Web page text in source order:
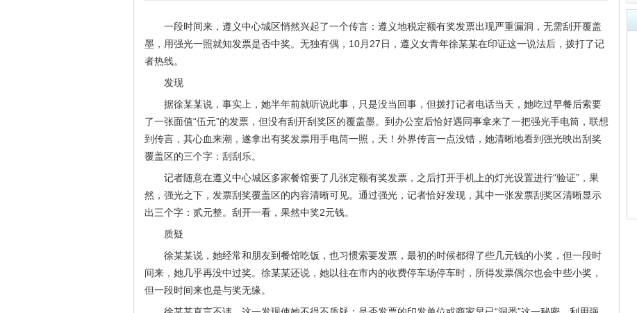
一段时间来，遵义中心城区悄然兴起了一个传言：遵义地税定额有奖发票出现严重漏洞，无需刮开覆盖
墨，用强光一照就知发票是否中奖。无独有偶，10月27日，遵义女青年徐某某在印证这一说法后，拨打了记
者热线。
发现
据徐某某说，事实上，她半年前就听说此事，只是没当回事，但拨打记者电话当天，她吃过早餐后索要
了一张面值“伍元”的发票，但没有刮开刮奖区的覆盖墨。到办公室后恰好遇同事拿来了一把强光手电筒，联想
到传言，其心血来潮，遂拿出有奖发票用手电筒一照，天！外界传言一点没错，她清晰地看到强光映出刮奖
覆盖区的三个字：刮刮乐。
记者随意在遵义中心城区多家餐馆要了几张定额有奖发票，之后打开手机上的灯光设置进行“验证”，果
然，强光之下，发票刮奖覆盖区的内容清晰可见。通过强光，记者恰好发现，其中一张发票刮奖区清晰显示
出三个字：贰元整。刮开一看，果然中奖2元钱。
质疑
徐某某说，她经常和朋友到餐馆吃饭，也习惯索要发票，最初的时候都得了些几元钱的小奖，但一段时
间来，她几乎再没中过奖。徐某某还说，她以往在市内的收费停车场停车时，所得发票偶尔也会中些小奖，
但一段时间来也是与奖无缘。